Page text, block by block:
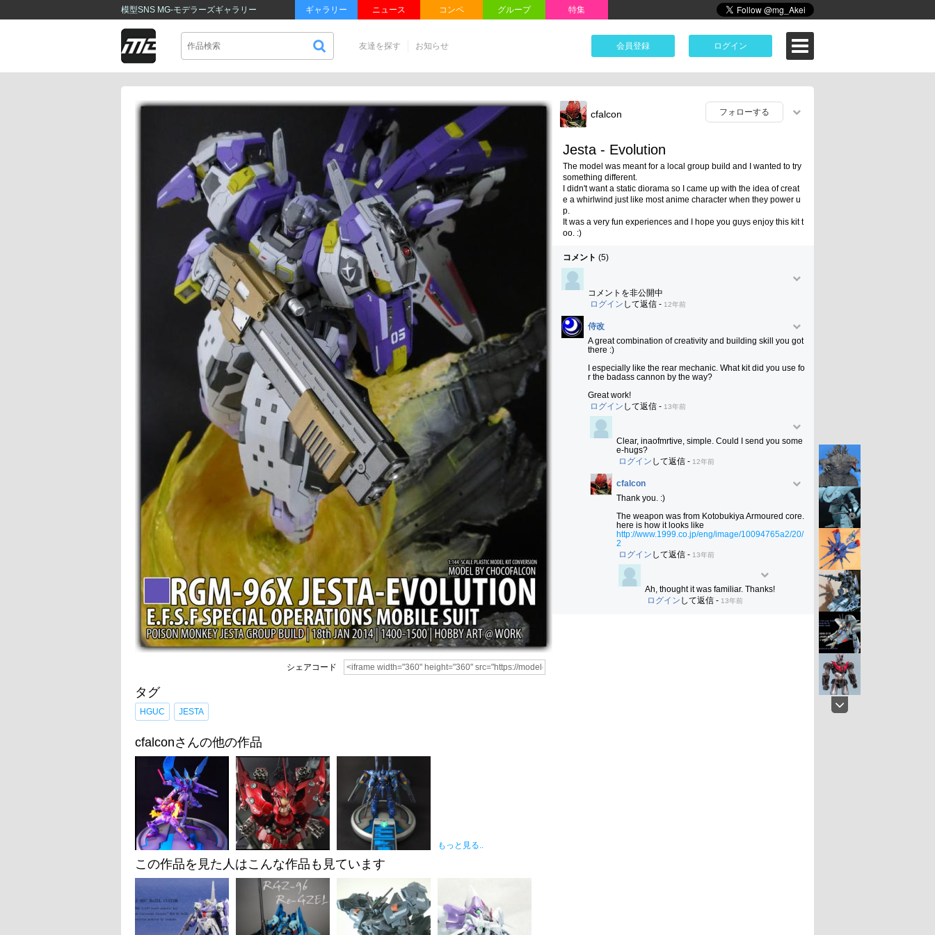
模型SNS MG-モデラーズギャラリー ギャラリー ニュース コンペ グループ 特集
友達を探す お知らせ 会員登録 ログイン
シェアコード
タグ
HGUC JESTA
cfalconさんの他の作品
もっと見る..
この作品を見た人はこんな作品も見ています
cfalcon フォローする
Jesta - Evolution
The model was meant for a local group build and I wanted to try
something different.
I didn't want a static diorama so I came up with the idea of creat
e a whirlwind just like most anime character when they power u
p.
It was a very fun experiences and I hope you guys enjoy this kit t
コメント (5)
コメントを非公開中
ログイン して返信 - 12年前
侍改
A great combination of creativity and building skill you got
there :)
I especially like the rear mechanic. What kit did you use fo
r the badass cannon by the way?
Great work!
ログイン して返信 - 13年前
Clear, inaofmrtive, simple. Could I send you some
e-hugs?
ログイン して返信 - 12年前
cfalcon
Thank you. :)
The weapon was from Kotobukiya Armoured core.
http://www.1999.co.jp/eng/image/10094765a2/20/
2
ログイン して返信 - 13年前
Ah, thought it was familiar. Thanks!
ログイン して返信 - 13年前